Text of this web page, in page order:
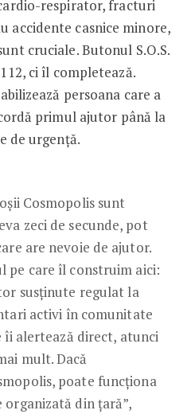
respirator, fracturi
accidente casnice minore,
cruciale. Butonul S.O.S.
ci îl completează.
persoana care a
primul ajutor până la
de urgență.
Cosmopolis sunt
zeci de secunde, pot
are nevoie de ajutor.
pe care îl construim aici:
susținute regulat la
activi în comunitate
îi alertează direct, atunci
mult. Dacă
poate funcționa
din țară”,